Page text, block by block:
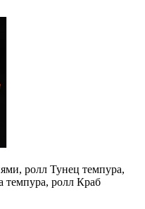
ролл Тунец темпура,
темпура, ролл Краб